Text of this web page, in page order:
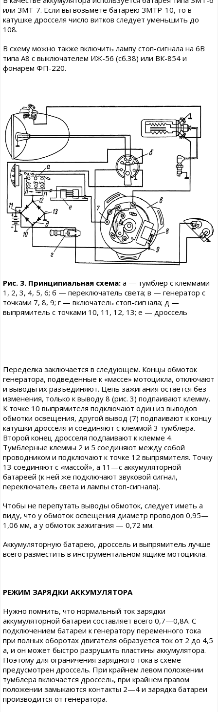
или ЗМТ-7. Если вы возьмете батарею ЗМТР-10, то в
катушке дросселя число витков следует уменьшить до
108.
В схему можно также включить лампу стоп-сигнала на 6В
типа А8 с выключателем ИЖ-56 (сб.38) или ВК-854 и
фонарем ФП-220.
Рис. 3. Принципиальная схема: а — тумблер с клеммами
1, 2, 3, 4, 5, 6; б — переключатель света; в — генератор с
точками 7, 8, 9; г — включатель стоп-сигнала; д —
выпрямитель с точками 10, 11, 12, 13; е — дроссель
Переделка заключается в следующем. Концы обмоток
генератора, подведенные к «массе» мотоцикла, отключают
и выводы их разъединяют. Цепь зажигания остается без
изменения, только к выводу 8 (рис. 3) подпаивают клемму.
К точке 10 выпрямителя подключают один из выводов
обмотки освещения, другой вывод (7) подпаивают к концу
катушки дросселя и соединяют с клеммой 3 тумблера.
Второй конец дросселя подпаивают к клемме 4.
Тумблерные клеммы 2 и 5 соединяют между собой
проводником и подключают к точке 12 выпрямителя. Точку
13 соединяют с «массой», а 11—с аккумуляторной
батареей (к ней же подключают звуковой сигнал,
переключатель света и лампы стоп-сигнала).
Чтобы не перепутать выводы обмоток, следует иметь а
виду, что у обмоток освещения диаметр проводов 0,95—
1,06 мм, а у обмоток зажигания — 0,72 мм.
Аккумуляторную батарею, дроссель и выпрямитель лучше
всего разместить в инструментальном ящике мотоцикла.
РЕЖИМ ЗАРЯДКИ АККУМУЛЯТОРА
Нужно помнить, что нормальный ток зарядки
аккумуляторной батареи составляет всего 0,7—0,8А. С
подключением батареи к генератору переменного тока
при полных оборотах двигателя образуется ток от 2 до 4,5
а, и он может быстро разрушить пластины аккумулятора.
Поэтому для ограничения зарядного тока в схеме
предусмотрен дроссель. При крайнем левом положении
тумблера включается дроссель, при крайнем правом
положении замыкаются контакты 2—4 и зарядка батареи
производится от генератора.